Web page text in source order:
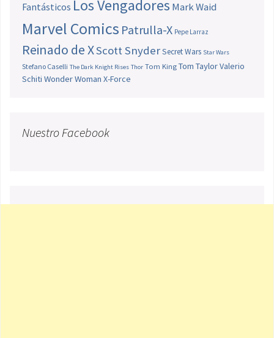
Fantásticos Los Vengadores Mark Waid
Marvel Comics Patrulla-X Pepe Larraz
Reinado de XScott SnyderSecret Wars Star Wars
Stefano Caselli The Dark Knight Rises Thor Tom King Tom TaylorValerio
Schiti Wonder Woman X-Force
Nuestro Facebook